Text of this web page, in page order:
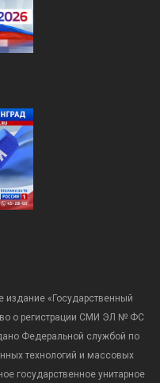
издание «Государственный
о регистрации СМИ ЭЛ № ФС
Федеральной службой по
технологий и массовых
государственное унитарное